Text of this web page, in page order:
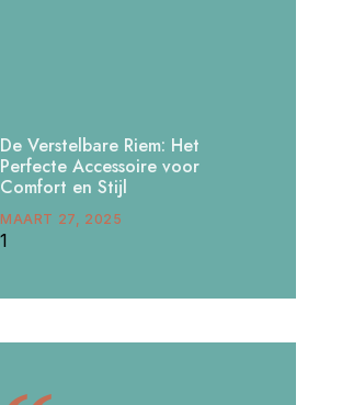
De Verstelbare Riem: Het
Perfecte Accessoire voor
Comfort en Stijl
MAART 27, 2025